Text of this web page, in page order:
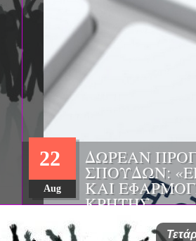
ΔΩΡΕΑΝ
ΣΠΟΥΔΩΝ:
ΚΑΙ
ΚΡΗΤΗΣ
22
Aug